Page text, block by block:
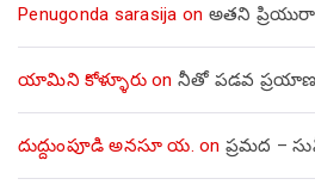
Penugonda sarasija on అతని
యామిని కోళ్ళూరుon నీతో పడవ
దుద్దుంపూడి అనసూ య. on ప్రమద –